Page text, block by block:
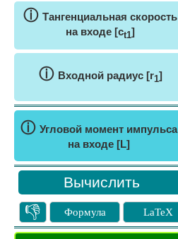
ⓘ Тангенциальная скорость
на входе [ct1]
ⓘ Входной радиус [r1]
ⓘ Угловой момент импульса
на входе [L]
👎 Формула LaTeX